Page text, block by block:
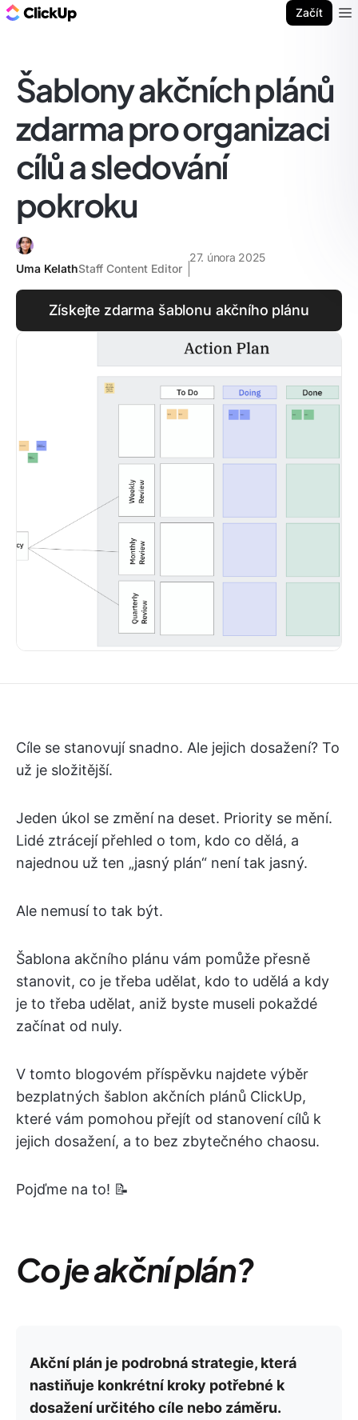
Začít
Šablony akčních plánů
zdarma pro organizaci
cílů a sledování
pokroku
Uma KelathStaff Content Editor
27. února 2025
Získejte zdarma šablonu akčního plánu
Cíle se stanovují snadno. Ale jejich dosažení? To
už je složitější.
Jeden úkol se změní na deset. Priority se mění.
Lidé ztrácejí přehled o tom, kdo co dělá, a
najednou už ten „jasný plán“ není tak jasný.
Ale nemusí to tak být.
Šablona akčního plánu vám pomůže přesně
stanovit, co je třeba udělat, kdo to udělá a kdy
je to třeba udělat, aniž byste museli pokaždé
začínat od nuly.
V tomto blogovém příspěvku najdete výběr
bezplatných šablon akčních plánů ClickUp,
které vám pomohou přejít od stanovení cílů k
jejich dosažení, a to bez zbytečného chaosu.
Pojďme na to! 📝
Co je akční plán?
Akční plán je podrobná strategie, která
nastiňuje konkrétní kroky potřebné k
dosažení určitého cíle nebo záměru.